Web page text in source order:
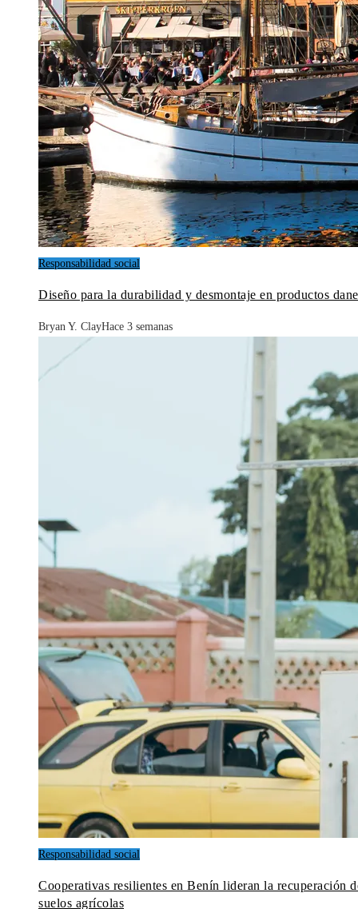
Responsabilidad social
Diseño para la durabilidad y desmontaje en productos
Bryan Y. ClayHace 3 semanas
Responsabilidad social
Cooperativas resilientes en Benín lideran la recuperación
suelos agrícolas